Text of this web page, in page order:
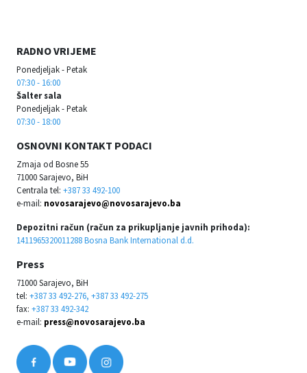
RADNO VRIJEME
Ponedjeljak - Petak
07:30 - 16:00
Šalter sala
Ponedjeljak - Petak
07:30 - 18:00
OSNOVNI KONTAKT PODACI
Zmaja od Bosne 55
71000 Sarajevo, BiH
Centrala tel: +387 33 492-100
e-mail: novosarajevo@novosarajevo.ba
Depozitni račun (račun za prikupljanje javnih prihoda):
1411965320011288 Bosna Bank International d.d.
Press
71000 Sarajevo, BiH
tel: +387 33 492-276, +387 33 492-275
fax: +387 33 492-342
e-mail: press@novosarajevo.ba